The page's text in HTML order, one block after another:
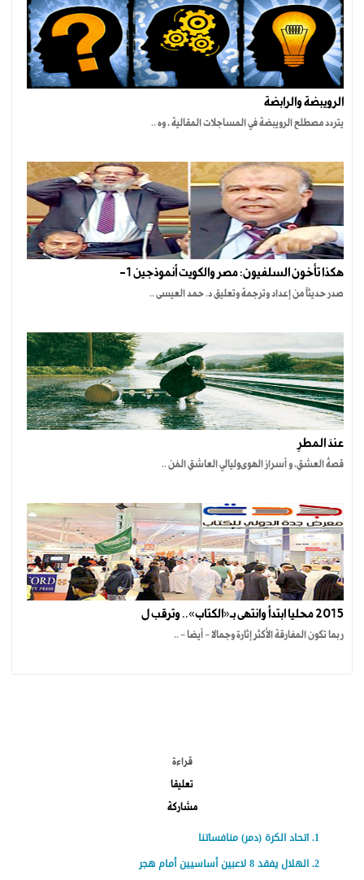
الرويبضة والرابضة
يتردد مصطلح الرويبضة في المساجلات المقالية ، وه ..
هكذا تأخون السلفيون: مصر والكويت أنموذجين 1-
صدر حديثاً من إعداد وترجمة وتعليق د. حمد العيسى ..
عندَ المطرِ
قصةُ العشقِ، و أسرارُ الهوىوليالي العاشقِ المُن ..
2015 محليا ابتدأ وانتهى بـ«الكتاب».. وترقب ل
ربما تكون المفارقة الأكثر إثارة وجمالا - أيضا - ..
قراءة
تعليقا
مشاركة
اتحاد الكرة (دمر) منافساتنا
الهلال يفقد 8 لاعبين أساسيين أمام هجر